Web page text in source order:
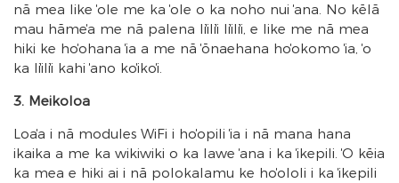
nā mea like ʻole me ka ʻole o ka noho nui ʻana. No kēlā
mau hāmeʻa me nā palena liʻiliʻi liʻiliʻi, e like me nā mea
hiki ke hoʻohana ʻia a me nā ʻōnaehana hoʻokomo ʻia, ʻo
ka liʻiliʻi kahi ʻano koʻikoʻi.
3. Meikoloa
Loaʻa i nā modules WiFi i hoʻopili ʻia i nā mana hana
ikaika a me ka wikiwiki o ka lawe ʻana i ka ʻikepili. ʻO kēia
ka mea e hiki ai i nā polokalamu ke hoʻololi i ka ʻikepili